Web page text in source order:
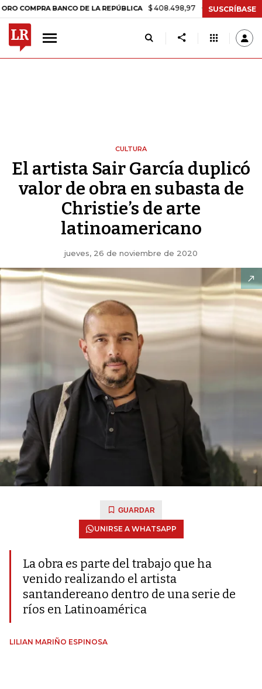
BANCO DE LA REPÚBLICA $ 408.498,97 +$ 8.753,81 +2,19%
SUSCRÍBASE
CULTURA
El artista Sair García duplicó
valor de obra en subasta de
Christie’s de arte
latinoamericano
jueves, 26 de noviembre de 2020
GUARDAR
UNIRSE A WHATSAPP
La obra es parte del trabajo que ha
venido realizando el artista
santandereano dentro de una serie de
ríos en Latinoamérica
LILIAN MARIÑO ESPINOSA